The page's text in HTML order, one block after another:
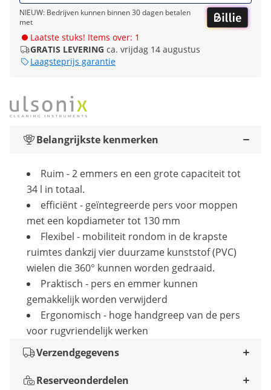
NIEUW: Bedrijven kunnen binnen 30 dagen betalen
met
Laatste stuks! Items over: 1
GRATIS LEVERING ca. vrijdag 14 augustus
Laagsteprijs garantie
Belangrijkste kenmerken
Ruim - 2 emmers en een grote capaciteit tot
34 l in totaal.
efficiënt - geïntegreerde pers voor moppen
met een kopdiameter tot 130 mm
Flexibel - mobiliteit rondom in de krapste
ruimtes dankzij vier duurzame kunststof (PVC)
wielen die 360° kunnen worden gedraaid.
Praktisch - pers en emmer kunnen
gemakkelijk worden verwijderd
Ergonomisch - hoge handgreep van de pers
voor rugvriendelijk werken
Verzendgegevens
Reserveonderdelen